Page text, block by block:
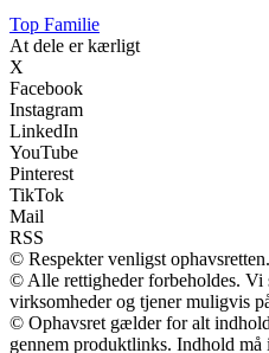
Top Familie
At dele er kærligt
X
Facebook
Instagram
LinkedIn
YouTube
Pinterest
TikTok
Mail
RSS
© Respekter venligst ophavsretten.
© Alle rettigheder forbeholdes. Vi
virksomheder og tjener muligvis
© Ophavsret gælder for alt
gennem produktlinks. Indhold